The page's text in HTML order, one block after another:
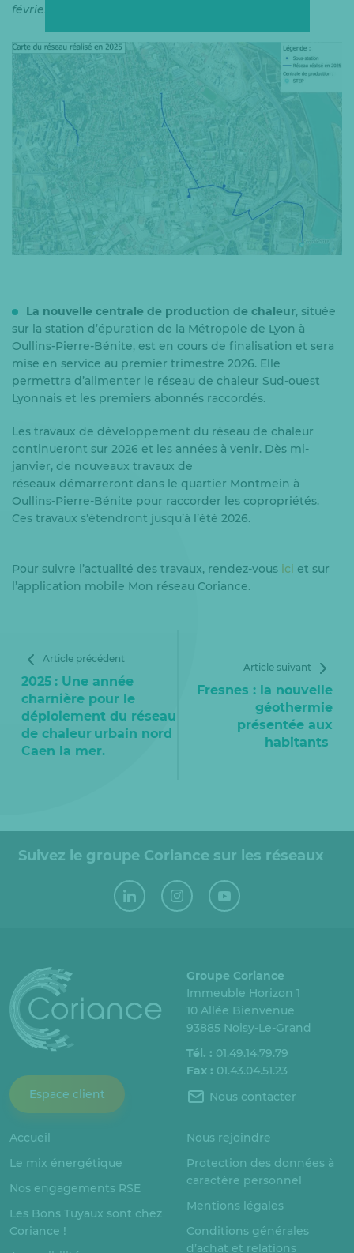
février 2025. Tranchée fermée, le 12 mars 2025
La nouvelle centrale de production de chaleur, située
sur la station d’épuration de la Métropole de Lyon à
Oullins-Pierre-Bénite, est en cours de finalisation et sera
mise en service au premier trimestre 2026. Elle
permettra d’alimenter le réseau de chaleur Sud-ouest
Lyonnais et les premiers abonnés raccordés.
Les travaux de développement du réseau de chaleur
continueront sur 2026 et les années à venir. Dès mi-
janvier, de nouveaux travaux de
réseaux démarreront dans le quartier Montmein à
Oullins-Pierre-Bénite pour raccorder les copropriétés.
Ces travaux s’étendront jusqu’à l’été 2026.
Pour suivre l’actualité des travaux, rendez-vous ici et sur
l’application mobile Mon réseau Coriance.
Article précédent
2025 : Une année
charnière pour le
déploiement du réseau
de chaleur urbain nord
Caen la mer.
Article suivant
Fresnes : la nouvelle
géothermie
présentée aux
habitants
Suivez le groupe Coriance sur les réseaux
Espace client
Groupe Coriance
Immeuble Horizon 1
10 Allée Bienvenue
93885 Noisy-Le-Grand
Tél. : 01.49.14.79.79
Fax : 01.43.04.51.23
Nous contacter
Accueil
Le mix énergétique
Nos engagements RSE
Les Bons Tuyaux sont chez
Coriance !
Nous rejoindre
Protection des données à
caractère personnel
Mentions légales
Conditions générales
d’achat et relations